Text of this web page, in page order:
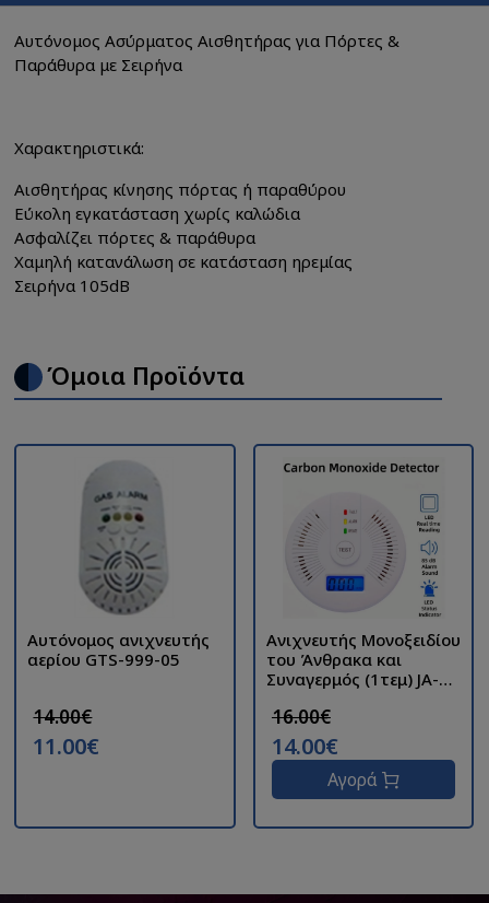
Αυτόνομος Ασύρματος Αισθητήρας για Πόρτες &
Παράθυρα με Σειρήνα
Χαρακτηριστικά:
Αισθητήρας κίνησης πόρτας ή παραθύρου
Εύκολη εγκατάσταση χωρίς καλώδια
Ασφαλίζει πόρτες & παράθυρα
Χαμηλή κατανάλωση σε κατάσταση ηρεμίας
Σειρήνα 105dB
Όμοια Προϊόντα
Αυτόνομος ανιχνευτής
αερίου GTS-999-05
14.00€
11.00€
Ανιχνευτής Μονοξειδίου
του Άνθρακα και
Συναγερμός (1τεμ) JA-
16.00€
14.00€
Αγορά